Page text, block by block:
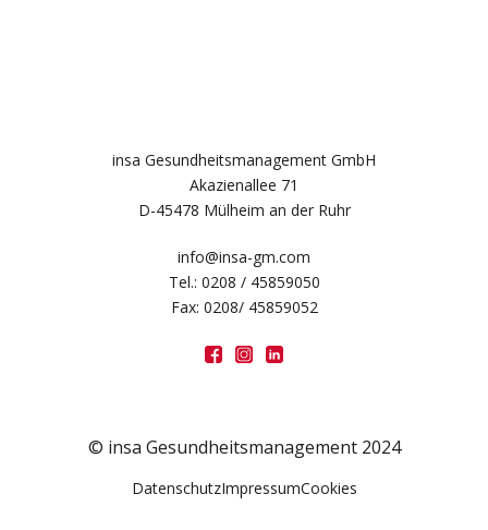
insa Gesundheitsmanagement GmbH
Akazienallee 71
D-45478 Mülheim an der Ruhr
info@insa-gm.com
Tel.: 0208 / 45859050
Fax: 0208/ 45859052
© insa Gesundheitsmanagement 2024
DatenschutzImpressumCookies